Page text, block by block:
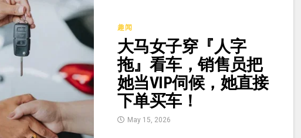
趣闻
大马女子穿『人字
拖』看车，销售员把
她当VIP伺候，她直接
下单买车！
May 15, 2026